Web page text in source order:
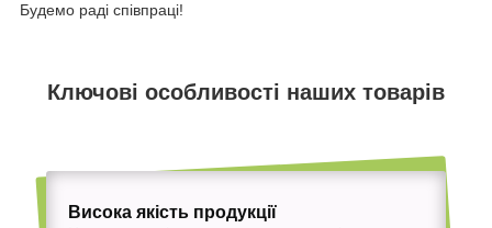
Будемо раді співпраці!
Ключові особливості наших товарів
Висока якість продукції